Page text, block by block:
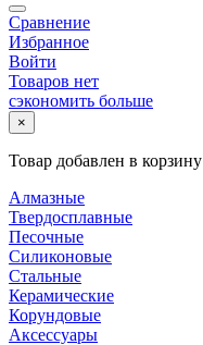
Сравнение
Избранное
Войти
Товаров нет
сэкономить больше
×
Товар добавлен в корзину
Алмазные
Твердосплавные
Песочные
Силиконовые
Стальные
Керамические
Корундовые
Аксессуары